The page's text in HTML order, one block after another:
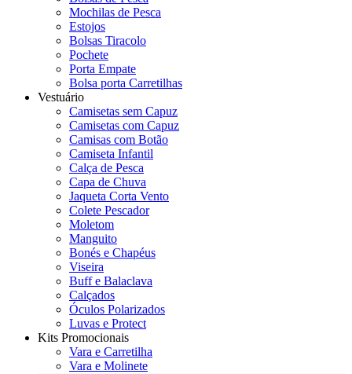
Mochilas de Pesca
Estojos
Bolsas Tiracolo
Pochete
Porta Empate
Bolsa porta Carretilhas
Vestuário
Camisetas sem Capuz
Camisetas com Capuz
Camisas com Botão
Camiseta Infantil
Calça de Pesca
Capa de Chuva
Jaqueta Corta Vento
Colete Pescador
Moletom
Manguito
Bonés e Chapéus
Viseira
Buff e Balaclava
Calçados
Óculos Polarizados
Luvas e Protect
Kits Promocionais
Vara e Carretilha
Vara e Molinete